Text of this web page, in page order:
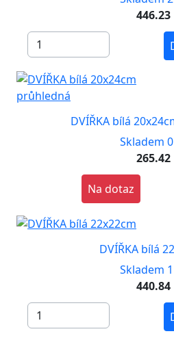
446.23
DVÍŘKA bílá
Skladem
265.42
Na dotaz
DVÍŘKA bílá
Skladem
440.84